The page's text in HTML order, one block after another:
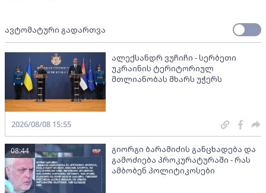
ავტომატური გადართვა
ალექსანდრ ვუჩიჩი - სერბეთი
უკრაინის ტერიტორიულ
მთლიანობას მხარს უჭერს
2026/08/08 15:55
გიორგი ბარამიძის განცხადება და
გამოძიება პროკურატურაში - რას
ამბობენ პოლიტიკოსები
08:44